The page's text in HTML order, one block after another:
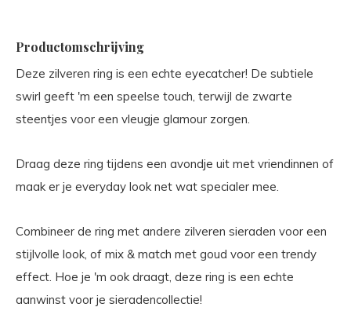
Productomschrijving
Deze zilveren ring is een echte eyecatcher! De subtiele
swirl geeft 'm een speelse touch, terwijl de zwarte
steentjes voor een vleugje glamour zorgen.
Draag deze ring tijdens een avondje uit met vriendinnen of
maak er je everyday look net wat specialer mee.
Combineer de ring met andere zilveren sieraden voor een
stijlvolle look, of mix & match met goud voor een trendy
effect. Hoe je 'm ook draagt, deze ring is een echte
aanwinst voor je sieradencollectie!